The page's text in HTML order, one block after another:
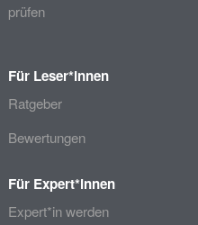
prüfen
Für Leser*innen
Ratgeber
Bewertungen
Für Expert*innen
Expert*in werden